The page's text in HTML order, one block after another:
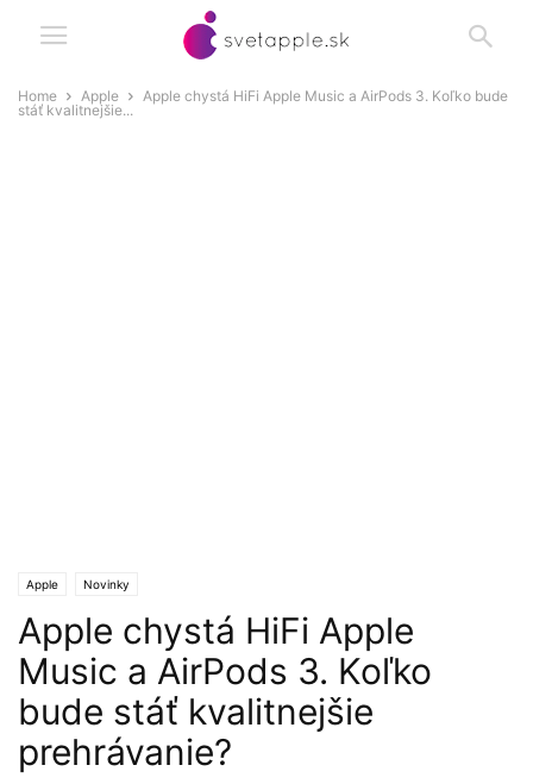
Home Apple
Apple chystá HiFi Apple Music a AirPods 3. Koľko bude
stáť kvalitnejšie...
Apple Novinky
Apple chystá HiFi Apple
Music a AirPods 3. Koľko
bude stáť kvalitnejšie
prehrávanie?